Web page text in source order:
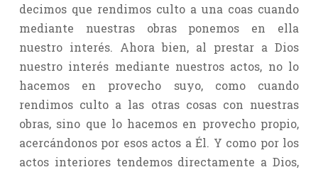
decimos que rendimos culto a una coas cuando
mediante nuestras obras ponemos en ella
nuestro interés. Ahora bien, al prestar a Dios
nuestro interés mediante nuestros actos, no lo
hacemos en provecho suyo, como cuando
rendimos culto a las otras cosas con nuestras
obras, sino que lo hacemos en provecho propio,
acercándonos por esos actos a Él. Y como por los
actos interiores tendemos directamente a Dios,